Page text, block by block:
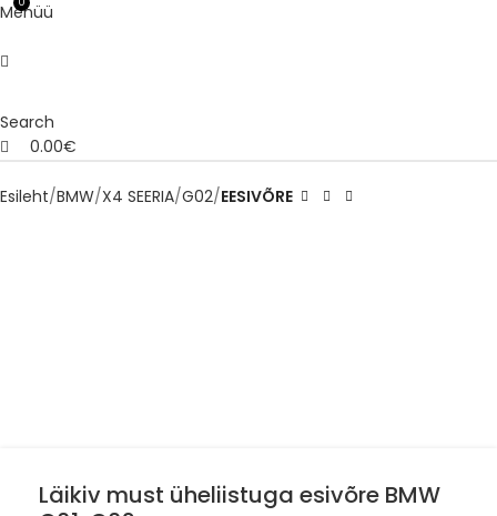
Menüü
Search
0.00€
Esileht BMW X4 SEERIA G02 EESIVÕRE
Läikiv must üheliistuga esivõre BMW